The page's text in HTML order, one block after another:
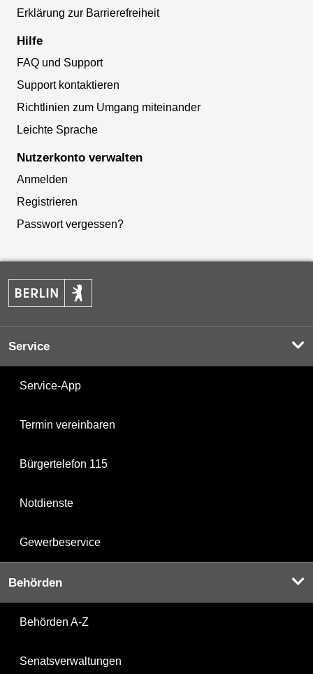
Erklärung zur Barrierefreiheit
Hilfe
FAQ und Support
Support kontaktieren
Richtlinien zum Umgang miteinander
Leichte Sprache
Nutzerkonto verwalten
Anmelden
Registrieren
Passwort vergessen?
Service
Service-App
Termin vereinbaren
Bürgertelefon 115
Notdienste
Gewerbeservice
Behörden
Behörden A-Z
Senatsverwaltungen